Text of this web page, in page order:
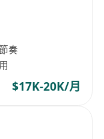
奏
$17K-20K/月